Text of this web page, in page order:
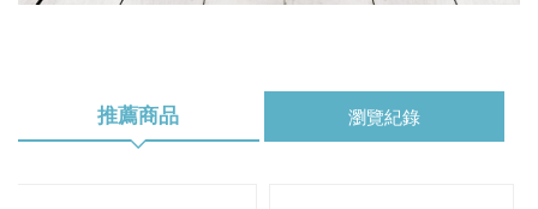
推薦商品 瀏覽紀錄